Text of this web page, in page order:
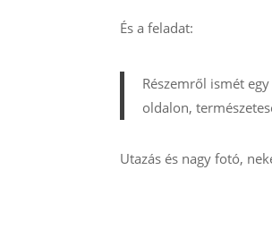
És a feladat:
Részemről ismét
oldalon,
Utazás és nagy fotó,